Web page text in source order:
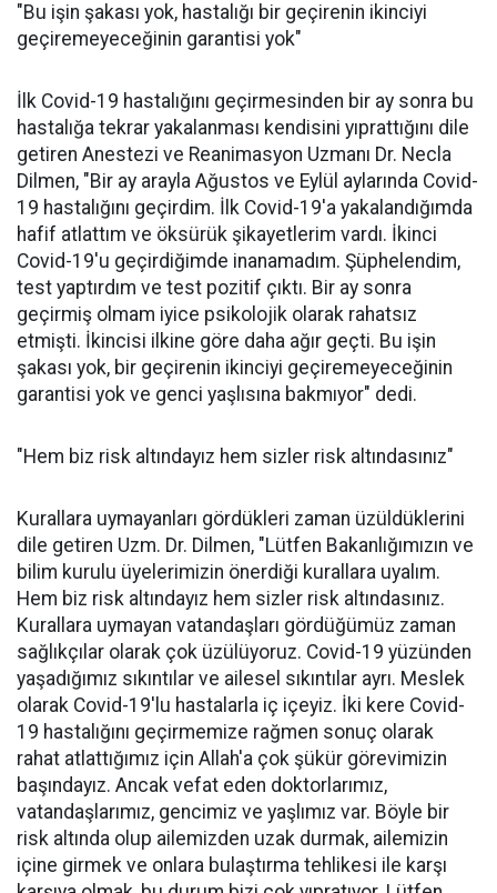
"Bu işin şakası yok, hastalığı bir geçirenin ikinciyi
geçiremeyeceğinin garantisi yok"
İlk Covid-19 hastalığını geçirmesinden bir ay sonra bu
hastalığa tekrar yakalanması kendisini yıprattığını dile
getiren Anestezi ve Reanimasyon Uzmanı Dr. Necla
Dilmen, "Bir ay arayla Ağustos ve Eylül aylarında Covid-
19 hastalığını geçirdim. İlk Covid-19'a yakalandığımda
hafif atlattım ve öksürük şikayetlerim vardı. İkinci
Covid-19'u geçirdiğimde inanamadım. Şüphelendim,
test yaptırdım ve test pozitif çıktı. Bir ay sonra
geçirmiş olmam iyice psikolojik olarak rahatsız
etmişti. İkincisi ilkine göre daha ağır geçti. Bu işin
şakası yok, bir geçirenin ikinciyi geçiremeyeceğinin
garantisi yok ve genci yaşlısına bakmıyor" dedi.
"Hem biz risk altındayız hem sizler risk altındasınız"
Kurallara uymayanları gördükleri zaman üzüldüklerini
dile getiren Uzm. Dr. Dilmen, "Lütfen Bakanlığımızın ve
bilim kurulu üyelerimizin önerdiği kurallara uyalım.
Hem biz risk altındayız hem sizler risk altındasınız.
Kurallara uymayan vatandaşları gördüğümüz zaman
sağlıkçılar olarak çok üzülüyoruz. Covid-19 yüzünden
yaşadığımız sıkıntılar ve ailesel sıkıntılar ayrı. Meslek
olarak Covid-19'lu hastalarla iç içeyiz. İki kere Covid-
19 hastalığını geçirmemize rağmen sonuç olarak
rahat atlattığımız için Allah'a çok şükür görevimizin
başındayız. Ancak vefat eden doktorlarımız,
vatandaşlarımız, gencimiz ve yaşlımız var. Böyle bir
risk altında olup ailemizden uzak durmak, ailemizin
içine girmek ve onlara bulaştırma tehlikesi ile karşı